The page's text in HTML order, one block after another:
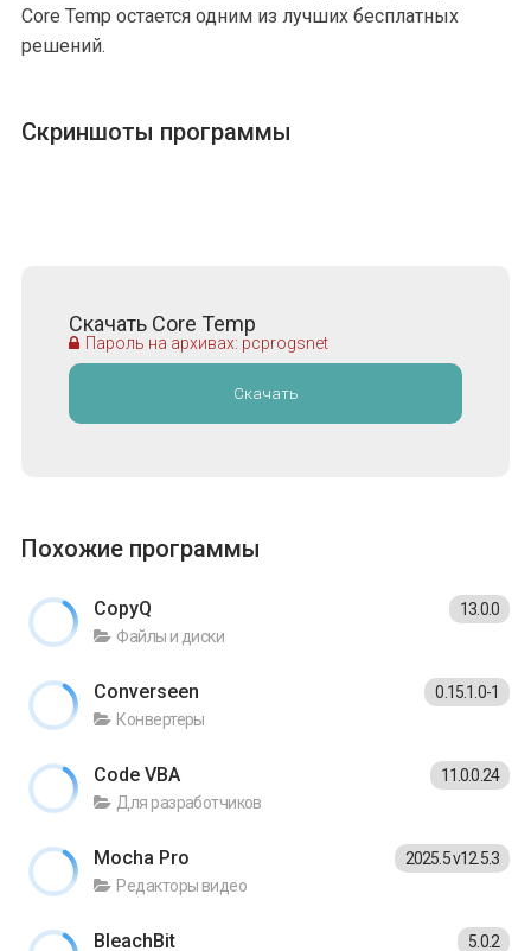
Core Temp остается одним из лучших бесплатных
решений.
Скриншоты программы
Скачать Core Temp
Пароль на архивах: pcprogsnet
Скачать
Похожие программы
CopyQ
Файлы и диски
13.0.0
Converseen
Конвертеры
0.15.1.0-1
Code VBA
Для разработчиков
11.0.0.24
Mocha Pro
Редакторы видео
2025.5 v12.5.3
BleachBit 5.0.2